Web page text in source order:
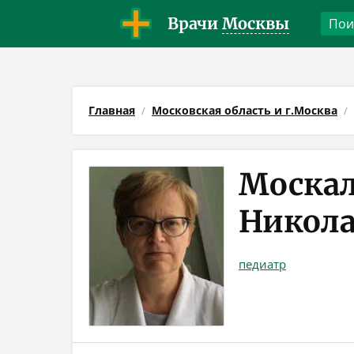
Врачи Москвы
Главная Московская область и г.Москва
педиатр